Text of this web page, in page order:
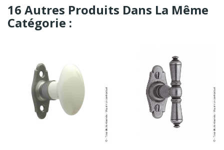
16 Autres Produits Dans La Même
Catégorie :